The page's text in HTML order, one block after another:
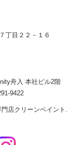
丁目２２－１６
舟入 本社ビル2階
9422
店クリーンペイント.